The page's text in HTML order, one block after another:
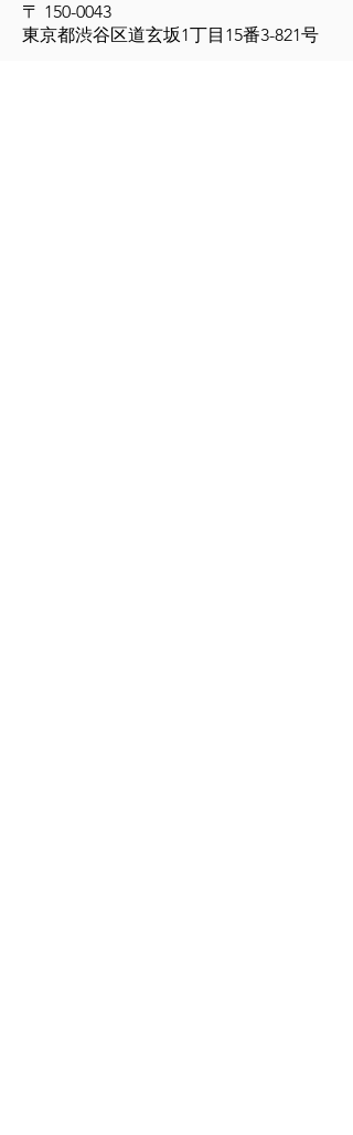
〒 150-0043
東京都渋谷区道玄坂1丁目15番3-821号